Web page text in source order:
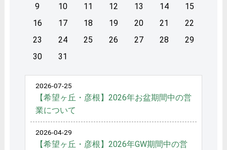
9
10 11 12 13 14
15
16
17 18 19 20 21
22
23
24 25 26 27 28
29
30
31
2026-07-25
【希望ヶ丘・彦根】2026年お盆期間中の営
業について
2026-04-29
【希望ヶ丘・彦根】2026年GW期間中の営